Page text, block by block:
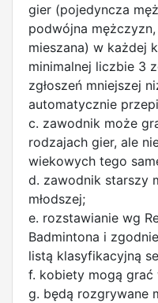
gier (pojedyncza
podwójna
mieszana) w każdej
minimalnej liczbie 3
zgłoszeń mniejszej
automatycznie
c. zawodnik może
rodzajach gier, ale
wiekowych tego
d. zawodnik starszy
młodszej;
e. rozstawianie wg
Badmintona i
listą klasyfikacyjną
f. kobiety mogą grać
g. będą rozgrywane